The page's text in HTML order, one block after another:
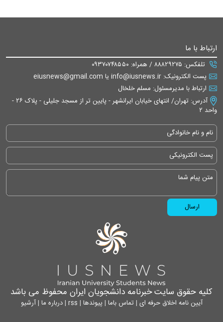
ارتباط با ما
تلفکس: ۸۸۸۲۹۲۷۵ / همراه: ۰۹۳۷۰۷۴۸۵۵۰
پست الکترونیک: info@iusnews.ir یا eiusnews@gmail.com
ارتباط با مدیرمسئول: مسلم خلخال
آدرس: تهران/ انتهای خیابان ایرانشهر - پایین تر از مسجد جلیلی - پلاک ۲۶ -
واحد ۲
کلیه حقوق سایت خبرنامه دانشجویان ایران محفوظ می باشد
آیین نامه اخلاق حرفه ای | تماس باما | پیوندها |
rss
|درباره ما |آرشیو